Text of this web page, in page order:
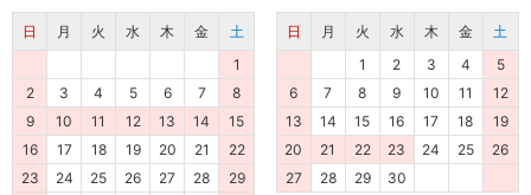
日 月 火 水 木 金
土
1
2
3 4 5 6 7
8
9
10 11 12 13 14
15
16
17 18 19 20 21
22
23
24 25 26 27 28
29
日 月 火 水 木 金
土
1
2 3 4
5
6
7 8 9 10 11
12
13
14 15 16 17 18
19
20
21 22 23 24 25
26
27
28 29 30